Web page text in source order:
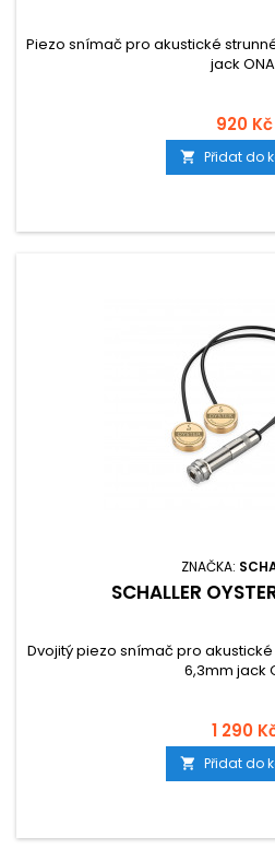
Piezo snímač pro akustické
jack
920 Kč
 Přidat do
ZNAČKA:
SCHALLER
Dvojitý piezo snímač pro
6,3mm jack
1 290
 Přidat do